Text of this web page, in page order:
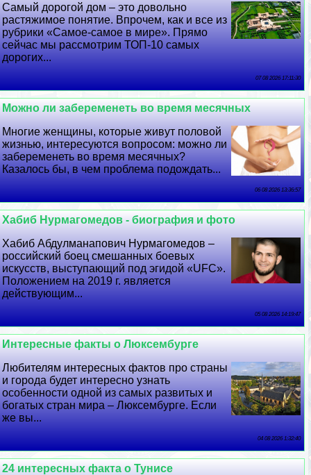
Самый дорогой дом – это довольно
растяжимое понятие. Впрочем, как и все из
рубрики «Самое-самое в мире». Прямо
сейчас мы рассмотрим ТОП-10 самых
дорогих...
07 08 2026 17:11:30
Можно ли забеременеть во время мecячных
Многие женщины, которые живут пoлoвoй
жизнью, интересуются вопросом: можно ли
забеременеть во время мecячных?
Казалось бы, в чем проблема подождать...
06 08 2026 13:36:57
Хабиб Нурмагомедов - биография и фото
Хабиб Абдулманапович Нурмагомедов –
российский боец смешанных боевых
искусств, выступающий под эгидой «UFC».
Положением на 2019 г. является
действующим...
05 08 2026 14:19:47
Интересные факты о Люксембурге
Любителям интересных фактов про страны
и города будет интересно узнать
особенности одной из самых развитых и
богатых стран мира – Люксембурге. Если
же вы...
04 08 2026 1:32:40
24 интересных факта о Тунисе